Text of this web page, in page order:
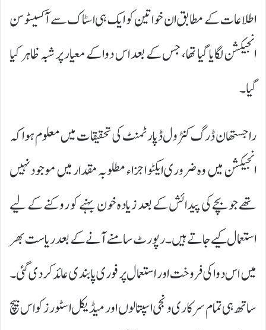
اطلاعات کے مطابق ان خواتین کو ایک ہی اسٹاک سے آکسیٹوسن
انجیکشن لگایا گیا تھا، جس کے بعد اس دوا کے معیار پر شبہ ظاہر کیا
گیا۔
راجستھان ڈرگ کنٹرول ڈپارٹمنٹ کی تحقیقات میں معلوم ہوا کہ
انجیکشن میں وہ ضروری ایکٹو اجزاء مطلوبہ مقدار میں موجود نہیں
تھے جو بچے کی پیدائش کے بعد زیادہ خون بہنے کو روکنے کے لیے
استعمال کیے جاتے ہیں۔ رپورٹ سامنے آنے کے بعد ریاست بھر
میں اس دوا کی فروخت اور استعمال پر فوری پابندی عائد کردی گئی۔
ساتھ ہی تمام سرکاری و نجی اسپتالوں اور میڈیکل اسٹورز کو اس بیچ